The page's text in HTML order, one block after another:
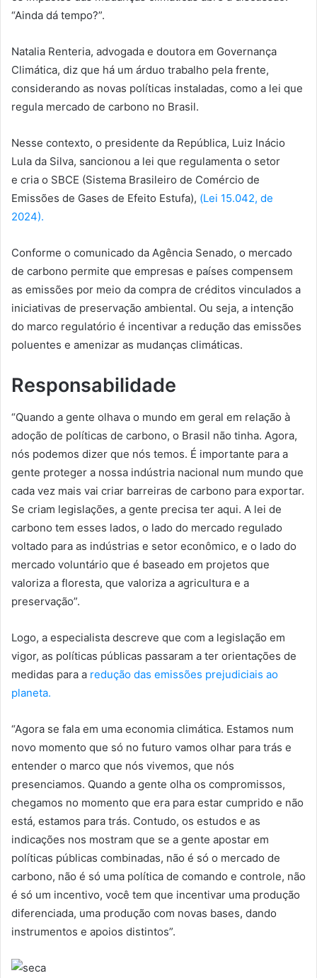
“Ainda dá tempo?”.
Natalia Renteria, advogada e doutora em Governança
Climática, diz que há um árduo trabalho pela frente,
considerando as novas políticas instaladas, como a lei que
regula mercado de carbono no Brasil.
Nesse contexto, o presidente da República, Luiz Inácio
Lula da Silva, sancionou a lei que regulamenta o setor
e cria o SBCE (Sistema Brasileiro de Comércio de
Emissões de Gases de Efeito Estufa), (Lei 15.042, de
2024).
Conforme o comunicado da Agência Senado, o mercado
de carbono permite que empresas e países compensem
as emissões por meio da compra de créditos vinculados a
iniciativas de preservação ambiental. Ou seja, a intenção
do marco regulatório é incentivar a redução das emissões
poluentes e amenizar as mudanças climáticas.
Responsabilidade
“Quando a gente olhava o mundo em geral em relação à
adoção de políticas de carbono, o Brasil não tinha. Agora,
nós podemos dizer que nós temos. É importante para a
gente proteger a nossa indústria nacional num mundo que
cada vez mais vai criar barreiras de carbono para exportar.
Se criam legislações, a gente precisa ter aqui. A lei de
carbono tem esses lados, o lado do mercado regulado
voltado para as indústrias e setor econômico, e o lado do
mercado voluntário que é baseado em projetos que
valoriza a floresta, que valoriza a agricultura e a
preservação”.
Logo, a especialista descreve que com a legislação em
vigor, as políticas públicas passaram a ter orientações de
medidas para a redução das emissões prejudiciais ao
planeta.
“Agora se fala em uma economia climática. Estamos num
novo momento que só no futuro vamos olhar para trás e
entender o marco que nós vivemos, que nós
presenciamos. Quando a gente olha os compromissos,
chegamos no momento que era para estar cumprido e não
está, estamos para trás. Contudo, os estudos e as
indicações nos mostram que se a gente apostar em
políticas públicas combinadas, não é só o mercado de
carbono, não é só uma política de comando e controle, não
é só um incentivo, você tem que incentivar uma produção
diferenciada, uma produção com novas bases, dando
instrumentos e apoios distintos”.